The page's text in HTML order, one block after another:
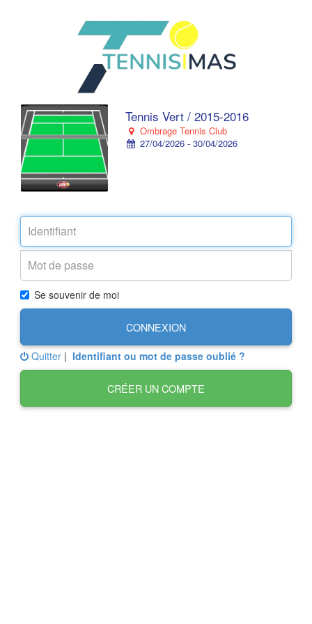
Tennis Vert / 2015-2016
Ombrage Tennis Club
27/04/2026 - 30/04/2026
Se souvenir de moi
CONNEXION
Quitter | Identifiant ou mot de passe oublié ?
CRÉER UN COMPTE